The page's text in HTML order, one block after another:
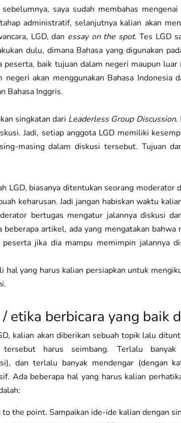
saya sudah membahas mengenai
administratif, selanjutnya kalian akan
LGD, dan essay on the spot. Tes LGD
dulu, dimana Bahasa yang digunakan
peserta, baik tujuan dalam negeri maupun
negeri akan menggunakan Bahasa Indonesia
Bahasa Inggris.
singkatan dari Leaderless Group Discussion.
Jadi, setiap anggota LGD memiliki
masing dalam diskusi tersebut. Tujuan
LGD, biasanya ditentukan seorang
keharusan. Jadi jangan habiskan waktu
bertugas mengatur jalannya diskusi
beberapa artikel, ada yang mengatakan
jika dia mampu memimpin jalannya
hal yang harus kalian persiapkan untuk
/ etika berbicara yang baik
kalian akan diberikan sebuah topik lalu
harus seimbang. Terlalu banyak
dan terlalu banyak mendengar (dengan
Ada beberapa hal yang harus kalian
to the point. Sampaikan ide-ide kalian dengan